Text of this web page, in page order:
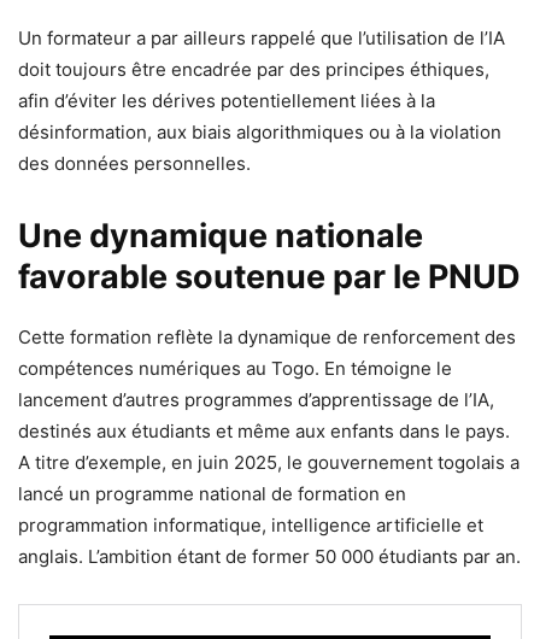
Un formateur a par ailleurs rappelé que l’utilisation de l’IA
doit toujours être encadrée par des principes éthiques,
afin d’éviter les dérives potentiellement liées à la
désinformation, aux biais algorithmiques ou à la violation
des données personnelles.
Une dynamique nationale
favorable soutenue par le PNUD
Cette formation reflète la dynamique de renforcement des
compétences numériques au Togo. En témoigne le
lancement d’autres programmes d’apprentissage de l’IA,
destinés aux étudiants et même aux enfants dans le pays.
A titre d’exemple, en juin 2025, le gouvernement togolais a
lancé un programme national de formation en
programmation informatique, intelligence artificielle et
anglais. L’ambition étant de former 50 000 étudiants par an.